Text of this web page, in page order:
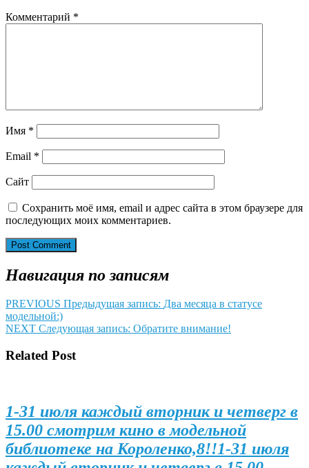
Комментарий *
Имя *
Email *
Сайт
Сохранить моё имя, email и адрес сайта в этом браузере для
последующих моих комментариев.
Навигация по записям
PREVIOUS Предыдущая запись: Два месяца в статусе
модельной:)
NEXT Следующая запись: Обратите внимание!
Related Post
1-31 июля каждый вторник и четверг в
15.00 смотрим кино в модельной
библиотеке на Короленко,8!!1-31 июля